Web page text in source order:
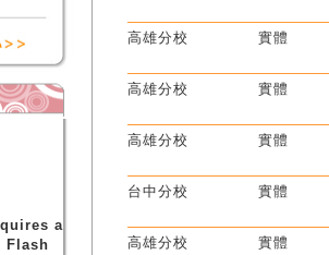
a
Flash
高雄分校
實體
高雄分校
實體
高雄分校
實體
台中分校
實體
高雄分校
實體